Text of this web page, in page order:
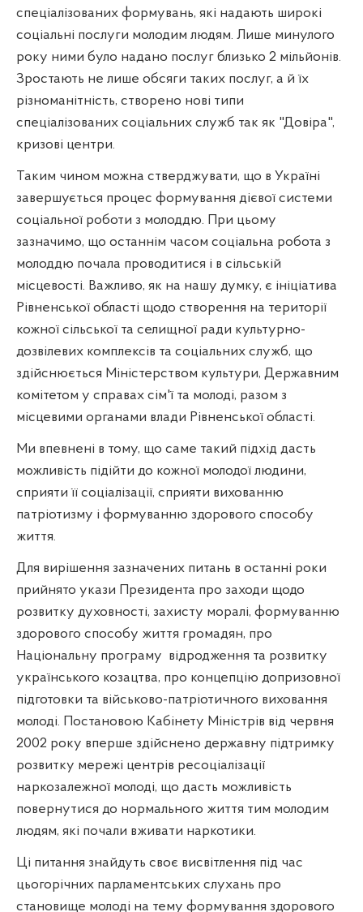
спеціалізованих формувань, які надають широкі
соціальні послуги молодим людям. Лише минулого
року ними було надано послуг близько 2 мільйонів.
Зростають не лише обсяги таких послуг, а й їх
різноманітність, створено нові типи
спеціалізованих соціальних служб так як "Довіра",
кризові центри.
Таким чином можна стверджувати, що в Україні
завершується процес формування дієвої системи
соціальної роботи з молоддю. При цьому
зазначимо, що останнім часом соціальна робота з
молоддю почала проводитися і в сільській
місцевості. Важливо, як на нашу думку, є ініціатива
Рівненської області щодо створення на території
кожної сільської та селищної ради культурно-
дозвілевих комплексів та соціальних служб, що
здійснюється Міністерством культури, Державним
комітетом у справах сім'ї та молоді, разом з
місцевими органами влади Рівненської області.
Ми впевнені в тому, що саме такий підхід дасть
можливість підійти до кожної молодої людини,
сприяти її соціалізації, сприяти вихованню
патріотизму і формуванню здорового способу
життя.
Для вирішення зазначених питань в останні роки
прийнято укази Президента про заходи щодо
розвитку духовності, захисту моралі, формуванню
здорового способу життя громадян, про
Національну програму відродження та розвитку
українського козацтва, про концепцію допризовної
підготовки та військово-патріотичного виховання
молоді. Постановою Кабінету Міністрів від червня
2002 року вперше здійснено державну підтримку
розвитку мережі центрів ресоціалізації
наркозалежної молоді, що дасть можливість
повернутися до нормального життя тим молодим
людям, які почали вживати наркотики.
Ці питання знайдуть своє висвітлення під час
цьогорічних парламентських слухань про
становище молоді на тему формування здорового